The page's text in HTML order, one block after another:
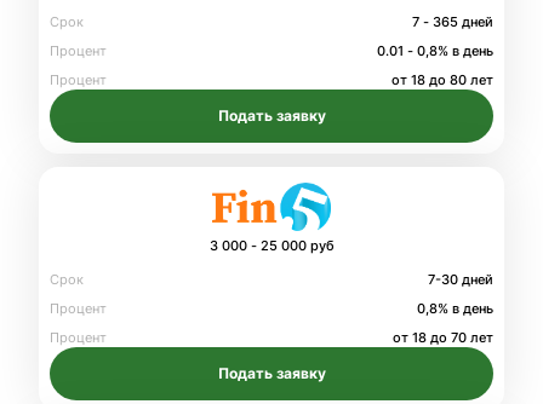
Срок
7 - 365 дней
Процент
0.01 - 0,8% в день
Процент
от 18 до 80 лет
Подать заявку
3 000 - 25 000 руб
Срок
7-30 дней
Процент
0,8% в день
Процент
от 18 до 70 лет
Подать заявку